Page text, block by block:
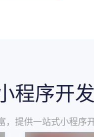
程序开
提供一站式小程序